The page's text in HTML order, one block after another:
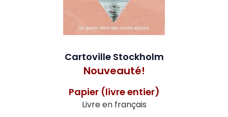
Cartoville Stockholm
Nouveauté!
Papier (livre entier)
Livre en français